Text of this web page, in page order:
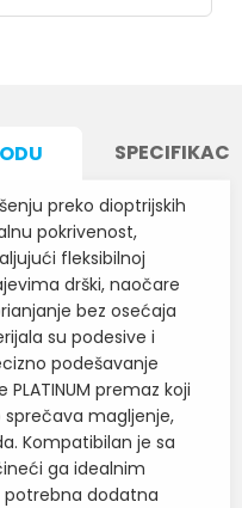
preko dioptrijskih
pokrivenost,
fleksibilnoj
drški, naočare
bez osećaja
su podesive i
podešavanje
premaz koji
magljenje,
Kompatibilan je sa
ga idealnim
potrebna dodatna